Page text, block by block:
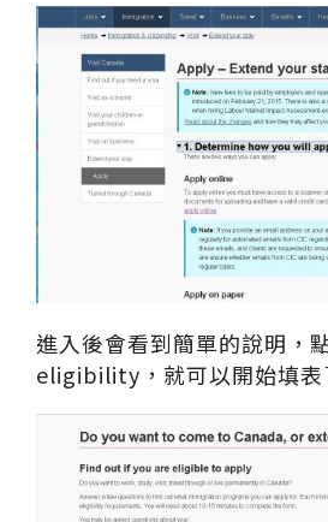
進入後會看到簡單的說明，
eligibility，就可以開始填表